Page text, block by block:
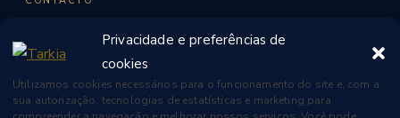
Privacidade e preferências de
cookies
Utilizamos cookies necessários para o funcionamento do site e, com a
sua autorização, tecnologias de estatísticas e marketing para
contato@tarkia.ae
Dubai, UAE